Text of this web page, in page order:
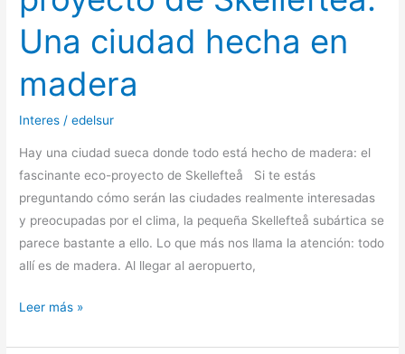
Una ciudad hecha en
madera
Interes /edelsur
Hay una ciudad sueca donde todo está hecho de madera: el
fascinante eco-proyecto de Skellefteå Si te estás
preguntando cómo serán las ciudades realmente interesadas
y preocupadas por el clima, la pequeña Skellefteå subártica se
parece bastante a ello. Lo que más nos llama la atención: todo
allí es de madera. Al llegar al aeropuerto,
Leer más »